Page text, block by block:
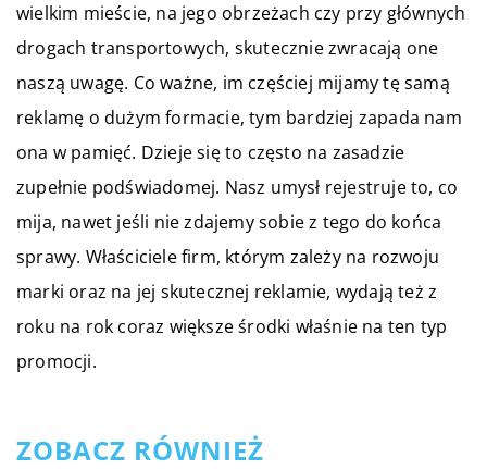
wielkim mieście, na jego obrzeżach czy przy głównych
drogach transportowych, skutecznie zwracają one
naszą uwagę. Co ważne, im częściej mijamy tę samą
reklamę o dużym formacie, tym bardziej zapada nam
ona w pamięć. Dzieje się to często na zasadzie
zupełnie podświadomej. Nasz umysł rejestruje to, co
mija, nawet jeśli nie zdajemy sobie z tego do końca
sprawy. Właściciele firm, którym zależy na rozwoju
marki oraz na jej skutecznej reklamie, wydają też z
roku na rok coraz większe środki właśnie na ten typ
promocji.
ZOBACZ RÓWNIEŻ